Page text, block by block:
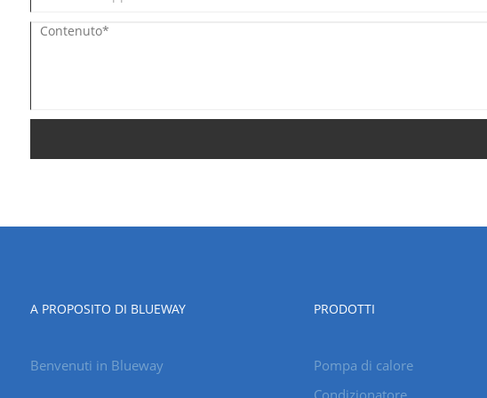
A PROPOSITO DI BLUEWAY
Benvenuti in Blueway
PRODOTTI
Pompa di calore
Condizionatore